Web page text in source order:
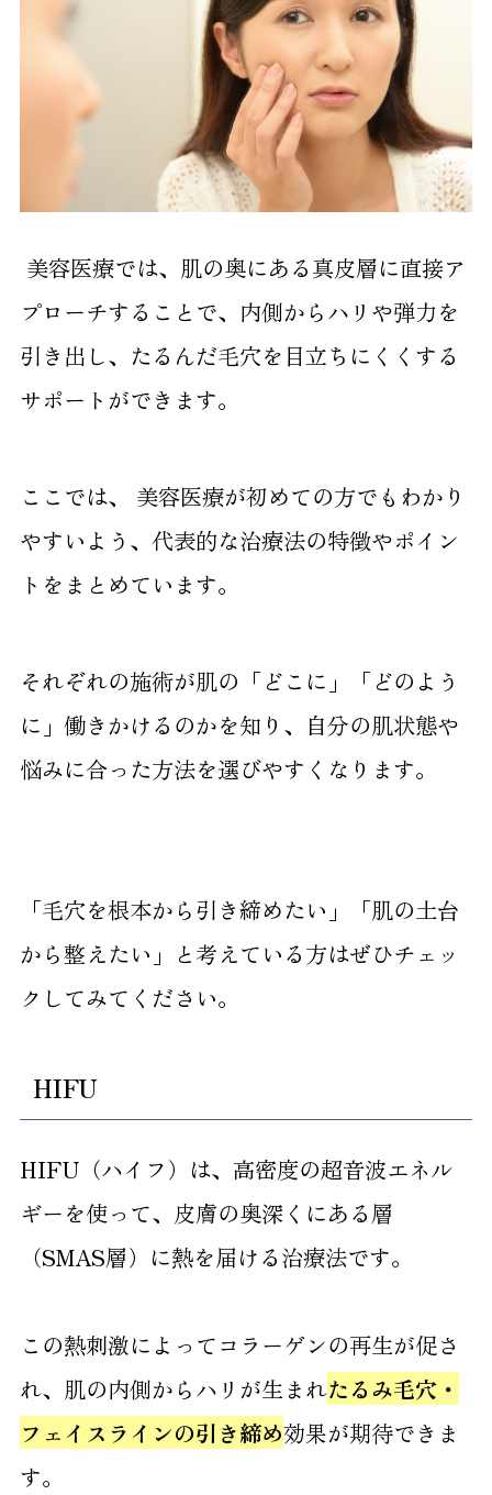
美容医療では、肌の奥にある真皮層に直接ア
プローチすることで、内側からハリや弾力を
引き出し、たるんだ毛穴を目立ちにくくする
サポートができます。
ここでは、 美容医療が初めての方でもわかり
やすいよう、代表的な治療法の特徴やポイン
トをまとめています。
それぞれの施術が肌の「どこに」「どのよう
に」働きかけるのかを知り、自分の肌状態や
悩みに合った方法を選びやすくなります。
「毛穴を根本から引き締めたい」「肌の土台
から整えたい」と考えている方はぜひチェッ
クしてみてください。
HIFU
HIFU（ハイフ）は、高密度の超音波エネル
ギーを使って、皮膚の奥深くにある層
（SMAS層）に熱を届ける治療法です。
この熱刺激によってコラーゲンの再生が促さ
れ、肌の内側からハリが生まれたるみ毛穴・
フェイスラインの引き締め効果が期待できま
す。